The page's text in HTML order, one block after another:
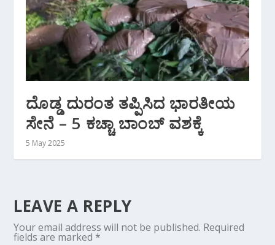
ದೊಡ್ಡ ದುರಂತ ತಪ್ಪಿಸಿದ ಭಾರತೀಯ
ಸೇನೆ – 5 ಕಚ್ಚಾ ಬಾಂಬ್ ವಶಕ್ಕೆ
5 May 2025
LEAVE A REPLY
Your email address will not be published. Required
fields are marked *